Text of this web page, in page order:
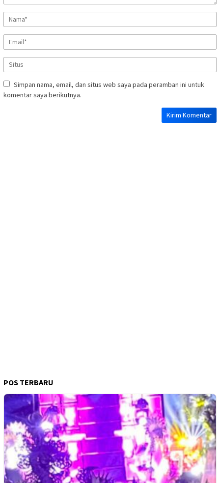
Simpan nama, email, dan situs web saya pada peramban ini untuk
komentar saya berikutnya.
POS TERBARU